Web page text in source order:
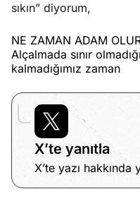
sıkın” diyorum,
NE ZAMAN ADAM
Alçalmada sınır
kalmadığımız zaman
X’te yanıtla
X’te yazı hakkında